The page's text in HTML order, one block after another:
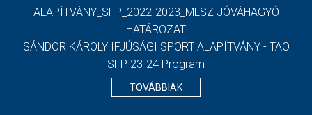
ALAPÍTVÁNY_SFP_2022-2023_MLSZ JÓVÁHAGYÓ
HATÁROZAT
SÁNDOR KÁROLY IFJÚSÁGI SPORT ALAPÍTVÁNY - TAO
SFP 23-24 Program
TOVÁBBIAK